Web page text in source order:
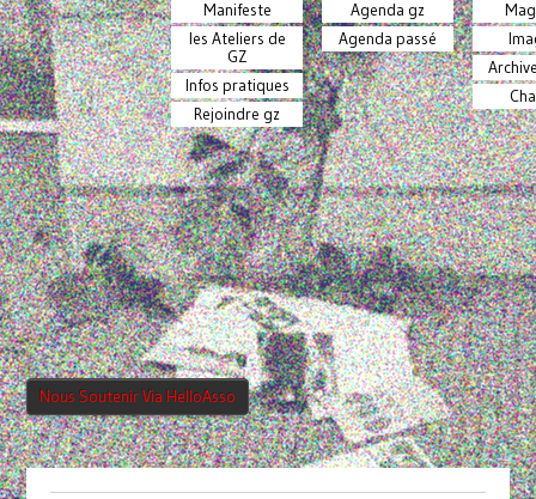
Manifeste
les Ateliers de
GZ
Infos pratiques
Rejoindre gz
Agenda gz
Agenda passé
Nous Soutenir Via HelloAsso